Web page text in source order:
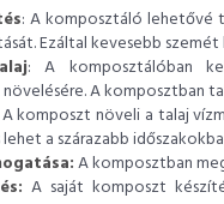
: A komposztáló lehetővé
Ezáltal kevesebb
: A komposztálóban
A komposztban
komposzt növeli a talaj
a szárazabb
A komposztban
A saját komposzt